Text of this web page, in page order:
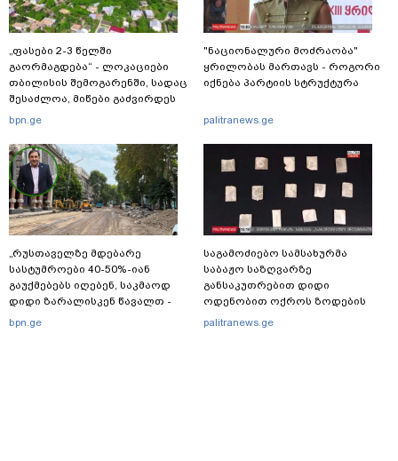
„ფასები 2-3 წელში
გაორმაგდება“ - ლოკაციები
თბილისის შემოგარენში, სადაც
შესაძლოა, მიწები გაძვირდეს
bpn.ge
„რუსთაველზე მდებარე
სასტუმროები 40-50%-იან
გაუქმებებს იღებენ, საკმაოდ
დიდი ზარალისკენ წავალთ -
მეგონა, ვიღაც მოიფიქრებდა
bpn.ge
"ნაციონალური მოძრაობა"
ყრილობას მართავს - როგორი
იქნება პარტიის სტრუქტურა
palitranews.ge
საგამოძიებო სამსახურმა
საბაჟო საზღვარზე
განსაკუთრებით დიდი
ოდენობით ოქროს ზოდების
უკანონოდ გადმოტანის ფაქტზე
palitranews.ge